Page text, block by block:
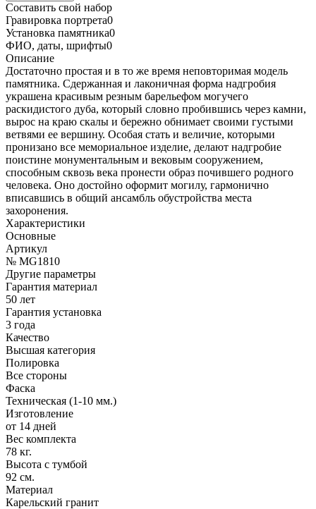
Составить свой набор
Гравировка портрета0
Установка памятника0
ФИО, даты, шрифты0
Описание
Достаточно простая и в то же время неповторимая модель
памятника. Сдержанная и лаконичная форма надгробия
украшена красивым резным барельефом могучего
раскидистого дуба, который словно пробившись через камни,
вырос на краю скалы и бережно обнимает своими густыми
ветвями ее вершину. Особая стать и величие, которыми
пронизано все мемориальное изделие, делают надгробие
поистине монументальным и вековым сооружением,
способным сквозь века пронести образ почившего родного
человека. Оно достойно оформит могилу, гармонично
вписавшись в общий ансамбль обустройства места
захоронения.
Характеристики
Основные
Артикул
№ MG1810
Другие параметры
Гарантия материал
50 лет
Гарантия установка
3 года
Качество
Высшая категория
Полировка
Все стороны
Фаска
Техническая (1-10 мм.)
Изготовление
от 14 дней
Вес комплекта
78 кг.
Высота с тумбой
92 см.
Материал
Карельский гранит